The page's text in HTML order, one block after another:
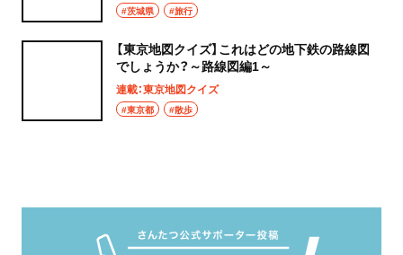
#茨城県 #旅行
【東京地図クイズ】これはどの地下鉄の路線図
でしょうか？～路線図編1～
連載：東京地図クイズ
#東京都 #散歩